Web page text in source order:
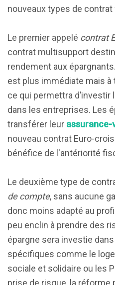
nouveaux types de
Le premier appelé contrat
contrat multisupport
rendement aux
est plus immédiate mais à
ce qui permettra
dans les entreprises. Les
transférer leur assurance-
nouveau contrat Euro-
bénéfice de l'antériorité
Le deuxième type de
de compte, sans aucune
donc moins adapté au
peu enclin à prendre des
épargne sera investie
spécifiques comme le
sociale et solidaire ou les
prise de risque, la réforme